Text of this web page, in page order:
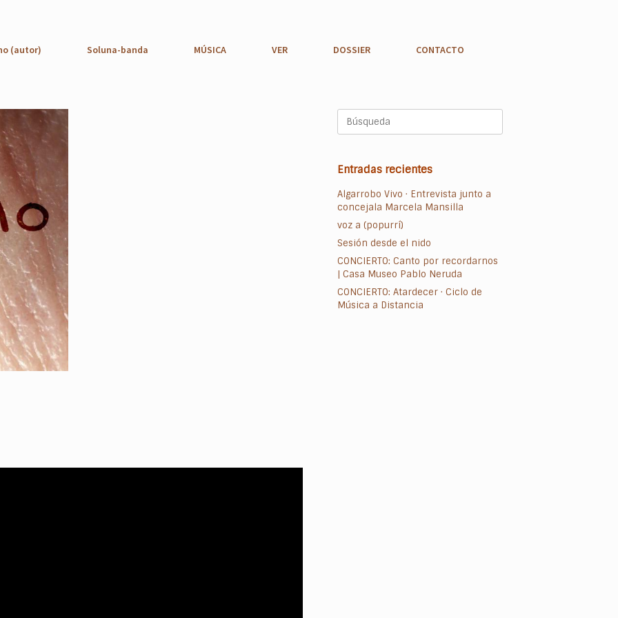
(autor) Soluna-banda MÚSICA VER DOSSIER CONTACTO
Buscar:
Entradas recientes
Algarrobo Vivo · Entrevista junto a
concejala Marcela Mansilla
voz a (popurrí)
Sesión desde el nido
CONCIERTO: Canto por recordarnos
| Casa Museo Pablo Neruda
CONCIERTO: Atardecer · Ciclo de
Música a Distancia